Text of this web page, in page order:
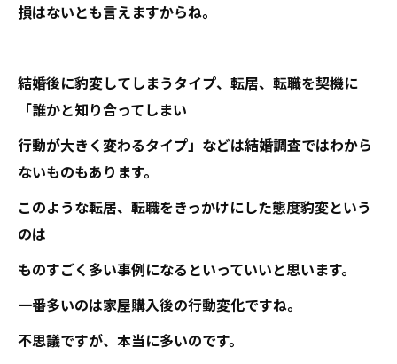
損はないとも言えますからね。
結婚後に豹変してしまうタイプ、転居、転職を契機に
「誰かと知り合ってしまい
行動が大きく変わるタイプ」などは結婚調査ではわから
ないものもあります。
このような転居、転職をきっかけにした態度豹変という
のは
ものすごく多い事例になるといっていいと思います。
一番多いのは家屋購入後の行動変化ですね。
不思議ですが、本当に多いのです。